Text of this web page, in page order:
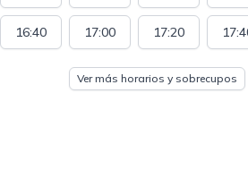
16:40 17:00 17:20
Ver más horarios y sobrecupos